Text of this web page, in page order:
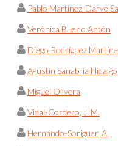
Pablo Martínez-Darve
Verónica Bueno Antón
Diego Rodríguez
Agustín Sanabria Hidalgo
Miguel Olivera
Vidal-Cordero, J. M.
Hernándo-Soriguer, A.